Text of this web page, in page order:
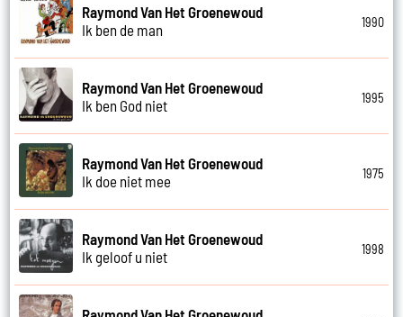
Raymond Van Het Groenewoud
Ik ben de man
1990
Raymond Van Het Groenewoud
Ik ben God niet
1995
Raymond Van Het Groenewoud
Ik doe niet mee
1975
Raymond Van Het Groenewoud
Ik geloof u niet
1998